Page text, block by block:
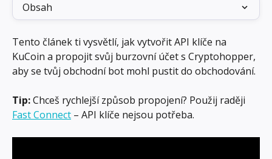
Obsah
Tento článek ti vysvětlí, jak vytvořit API klíče na
KuCoin a propojit svůj burzovní účet s Cryptohopper,
aby se tvůj obchodní bot mohl pustit do obchodování.
Tip: Chceš rychlejší způsob propojení? Použij raději
Fast Connect – API klíče nejsou potřeba.